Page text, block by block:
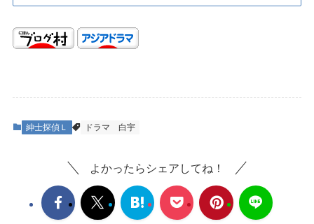
紳士探偵Ｌ ドラマ 白宇
よかったらシェアしてね！